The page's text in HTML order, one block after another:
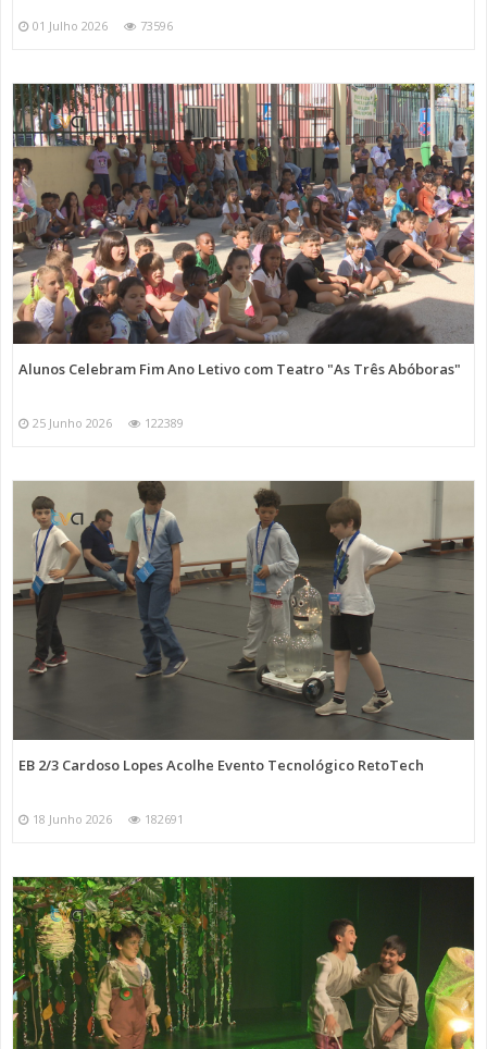
01 Julho 2026 73596
Alunos Celebram Fim Ano Letivo com Teatro "As Três Abóboras"
25 Junho 2026 122389
EB 2/3 Cardoso Lopes Acolhe Evento Tecnológico RetoTech
18 Junho 2026 182691